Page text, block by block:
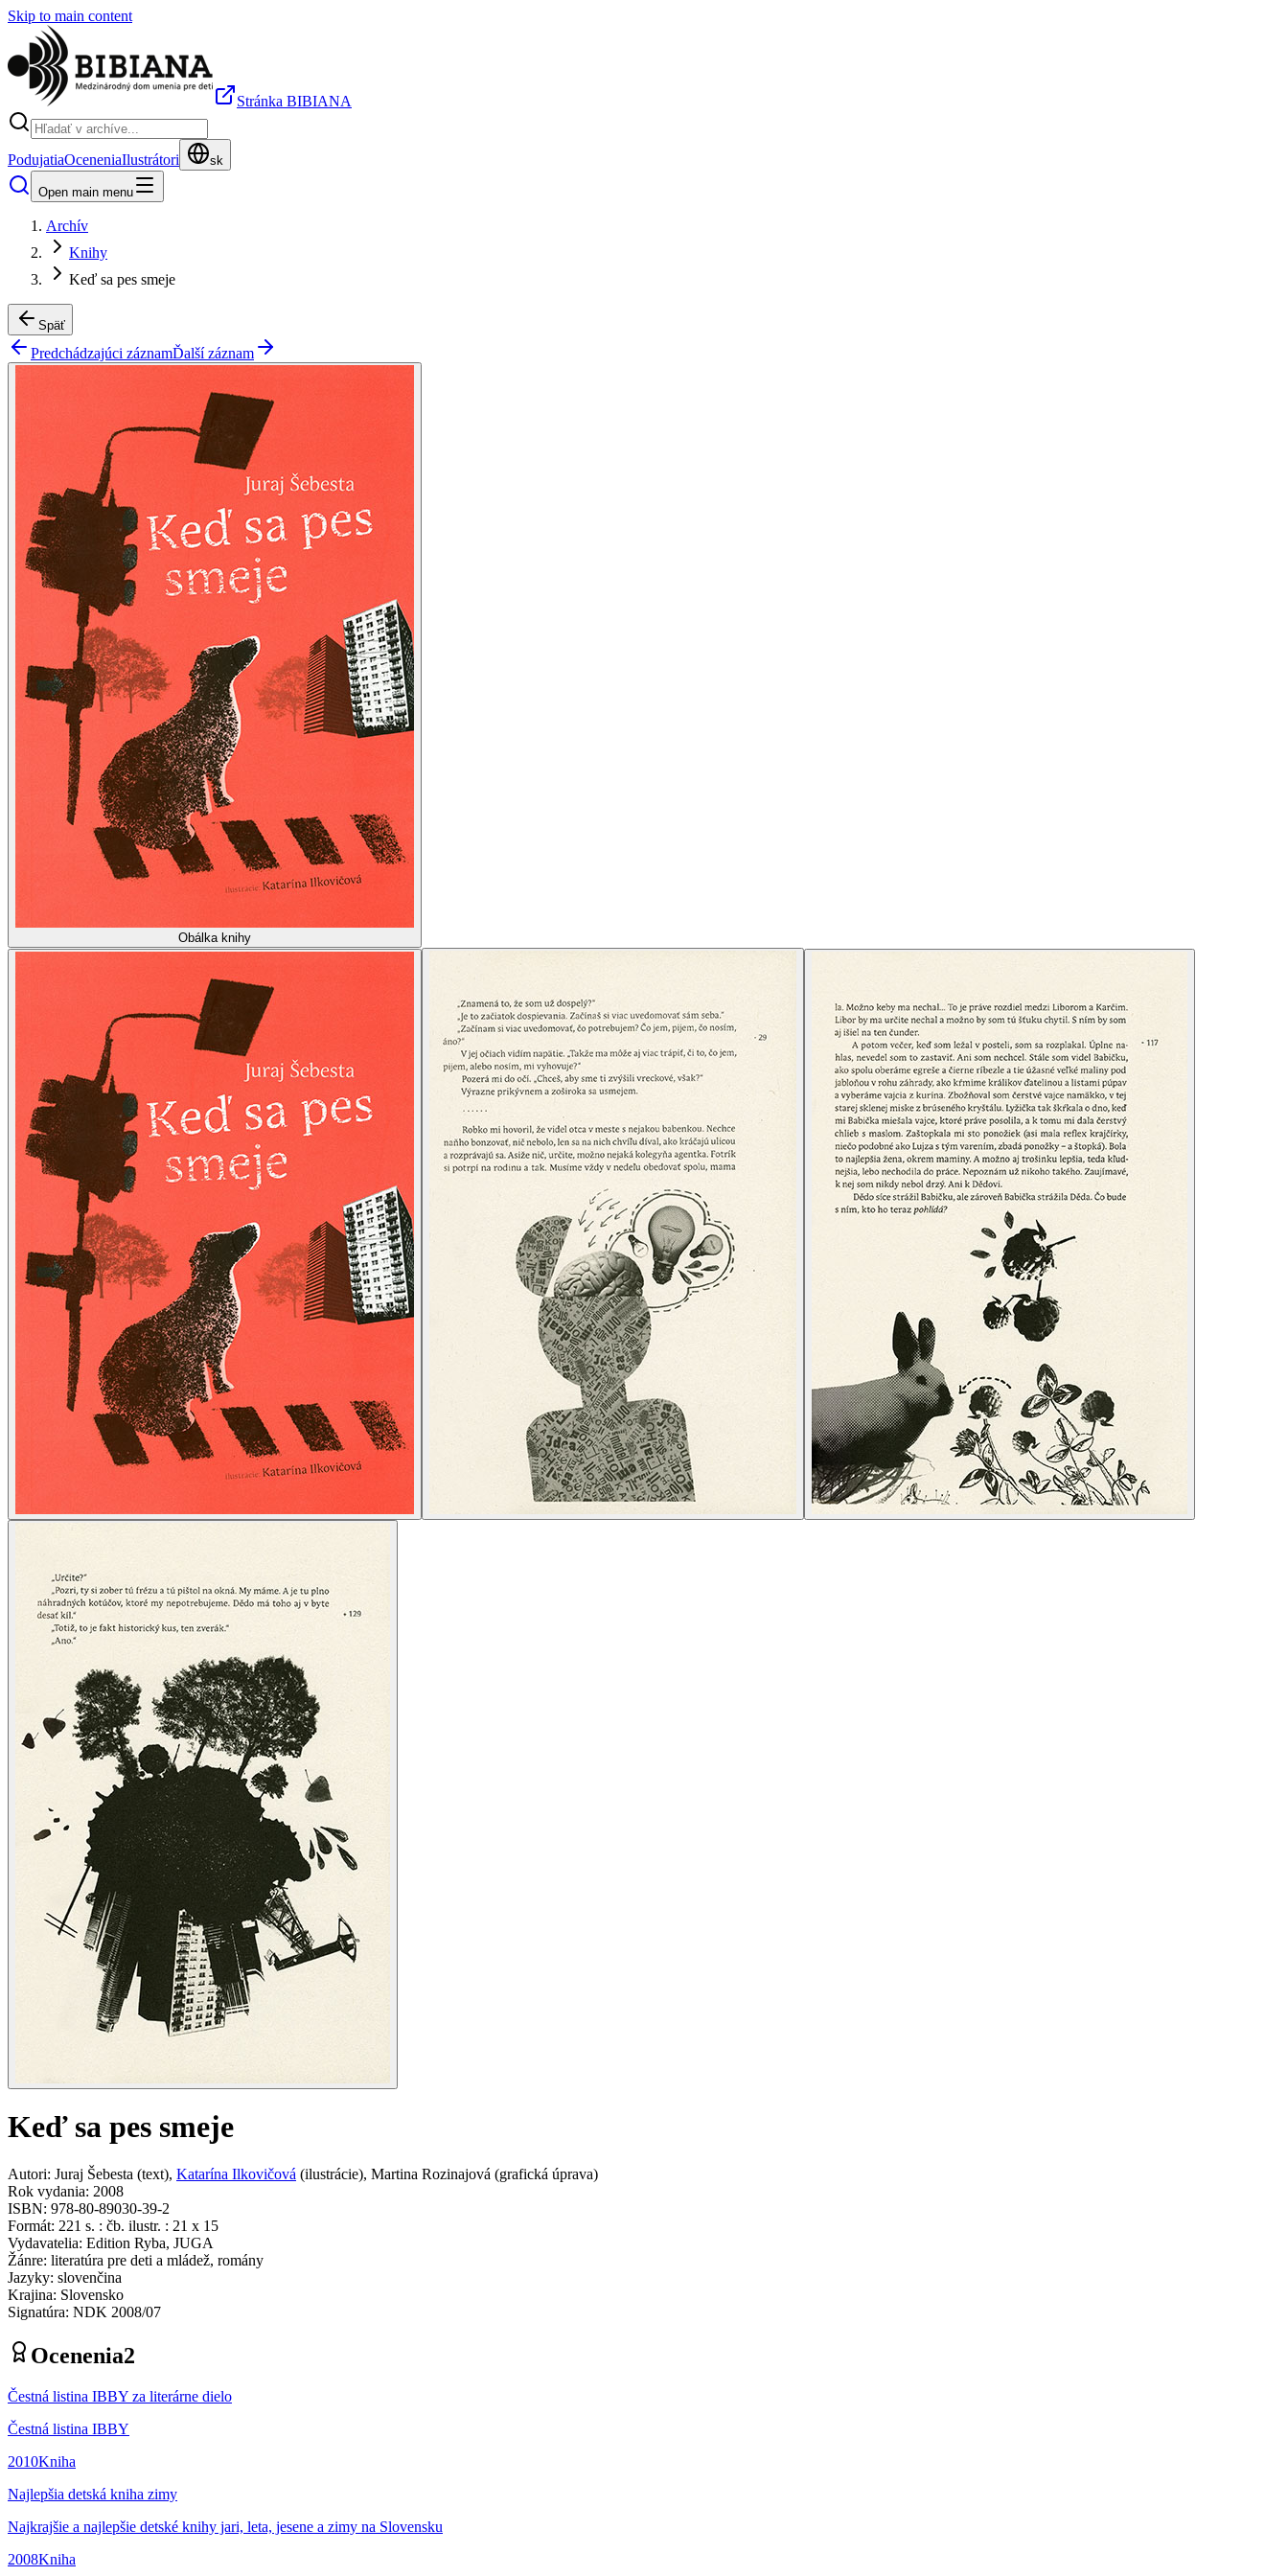
Skip to main content
Stránka BIBIANA
PodujatiaOceneniaIlustrátori sk
Open main menu
Archív
Knihy
Keď sa pes smeje
Späť
Predchádzajúci záznamĎalší záznam
Obálka knihy
Keď sa pes smeje
Autori: Juraj Šebesta (text), Katarína Ilkovičová (ilustrácie), Martina Rozinajová (grafická úprava)
Rok vydania: 2008
ISBN: 978-80-89030-39-2
Formát: 221 s. : čb. ilustr. : 21 x 15
Vydavatelia: Edition Ryba, JUGA
Žánre: literatúra pre deti a mládež, romány
Jazyky: slovenčina
Krajina: Slovensko
Signatúra: NDK 2008/07
Ocenenia2
Čestná listina IBBY za literárne dielo
Čestná listina IBBY
2010Kniha
Najlepšia detská kniha zimy
Najkrajšie a najlepšie detské knihy jari, leta, jesene a zimy na Slovensku
2008Kniha